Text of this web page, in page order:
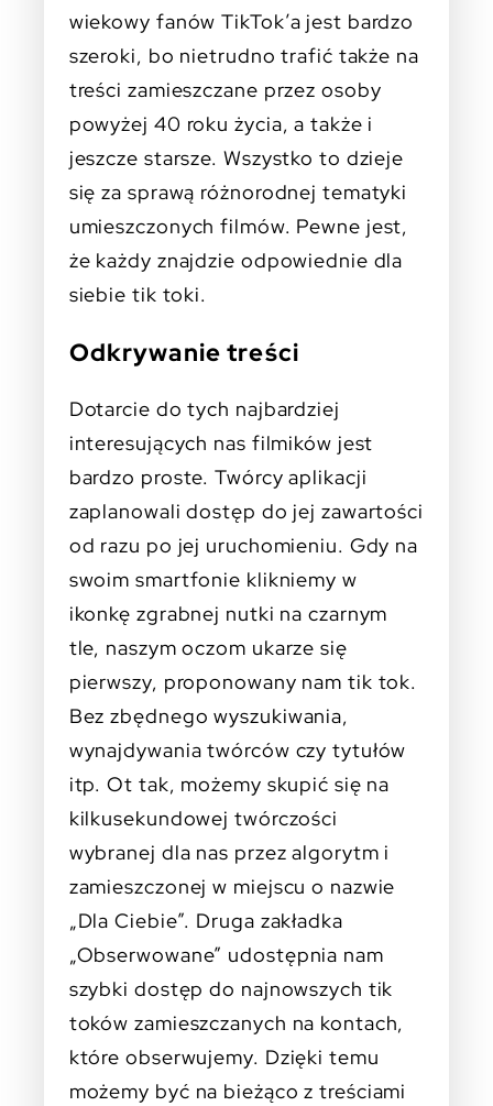
wiekowy fanów TikTok’a jest bardzo
szeroki, bo nietrudno trafić także na
treści zamieszczane przez osoby
powyżej 40 roku życia, a także i
jeszcze starsze. Wszystko to dzieje
się za sprawą różnorodnej tematyki
umieszczonych filmów. Pewne jest,
że każdy znajdzie odpowiednie dla
siebie tik toki.
Odkrywanie treści
Dotarcie do tych najbardziej
interesujących nas filmików jest
bardzo proste. Twórcy aplikacji
zaplanowali dostęp do jej zawartości
od razu po jej uruchomieniu. Gdy na
swoim smartfonie klikniemy w
ikonkę zgrabnej nutki na czarnym
tle, naszym oczom ukarze się
pierwszy, proponowany nam tik tok.
Bez zbędnego wyszukiwania,
wynajdywania twórców czy tytułów
itp. Ot tak, możemy skupić się na
kilkusekundowej twórczości
wybranej dla nas przez algorytm i
zamieszczonej w miejscu o nazwie
„Dla Ciebie”. Druga zakładka
„Obserwowane” udostępnia nam
szybki dostęp do najnowszych tik
toków zamieszczanych na kontach,
które obserwujemy. Dzięki temu
możemy być na bieżąco z treściami